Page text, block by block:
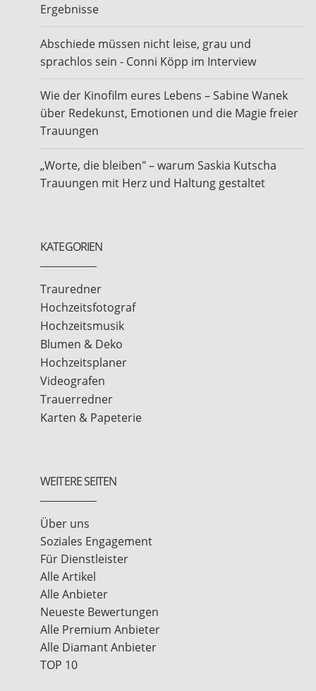
Ergebnisse
Abschiede müssen nicht leise, grau und
sprachlos sein - Conni Köpp im Interview
Wie der Kinofilm eures Lebens – Sabine Wanek
über Redekunst, Emotionen und die Magie freier
Trauungen
„Worte, die bleiben" – warum Saskia Kutscha
Trauungen mit Herz und Haltung gestaltet
KATEGORIEN
Trauredner
Hochzeitsfotograf
Hochzeitsmusik
Blumen & Deko
Hochzeitsplaner
Videografen
Trauerredner
Karten & Papeterie
WEITERE SEITEN
Über uns
Soziales Engagement
Für Dienstleister
Alle Artikel
Alle Anbieter
Neueste Bewertungen
Alle Premium Anbieter
Alle Diamant Anbieter
TOP 10